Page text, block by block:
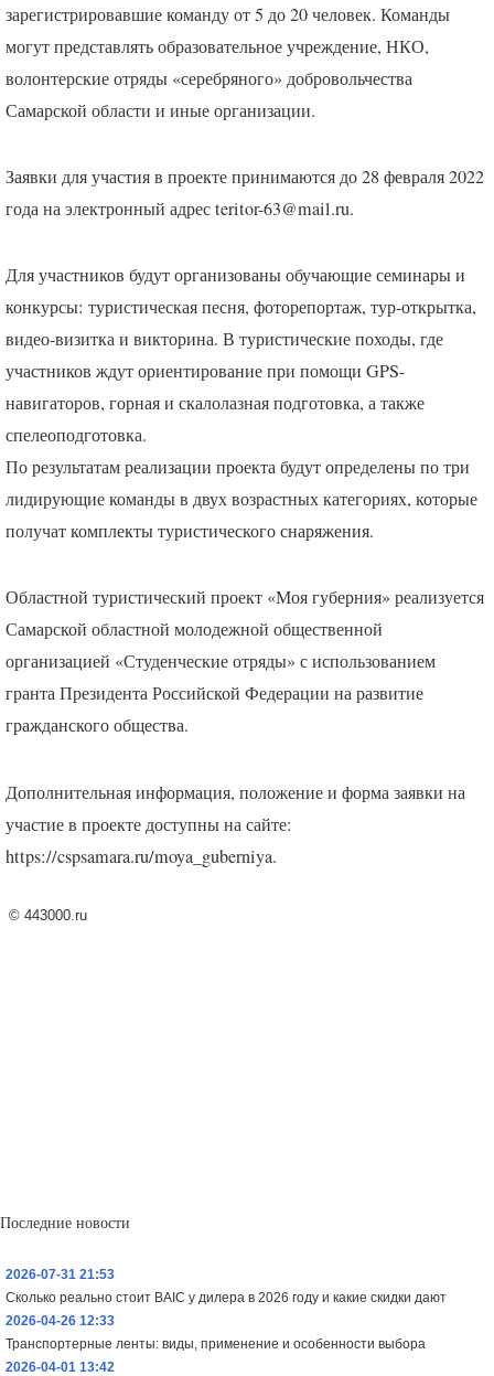
зарегистрировавшие команду от 5 до 20 человек. Команды
могут представлять образовательное учреждение, НКО,
волонтерские отряды «серебряного» добровольчества
Самарской области и иные организации.
Заявки для участия в проекте принимаются до 28 февраля 2022
года на электронный адрес teritor-63@mail.ru.
Для участников будут организованы обучающие семинары и
конкурсы: туристическая песня, фоторепортаж, тур-открытка,
видео-визитка и викторина. В туристические походы, где
участников ждут ориентирование при помощи GPS-
навигаторов, горная и скалолазная подготовка, а также
спелеоподготовка.
По результатам реализации проекта будут определены по три
лидирующие команды в двух возрастных категориях, которые
получат комплекты туристического снаряжения.
Областной туристический проект «Моя губерния» реализуется
Самарской областной молодежной общественной
организацией «Студенческие отряды» с использованием
гранта Президента Российской Федерации на развитие
гражданского общества.
Дополнительная информация, положение и форма заявки на
участие в проекте доступны на сайте:
https://cspsamara.ru/moya_guberniya.
© 443000.ru
Последние новости
2026-07-31 21:53
Сколько реально стоит BAIC у дилера в 2026 году и какие скидки дают
2026-04-26 12:33
Транспортерные ленты: виды, применение и особенности выбора
2026-04-01 13:42